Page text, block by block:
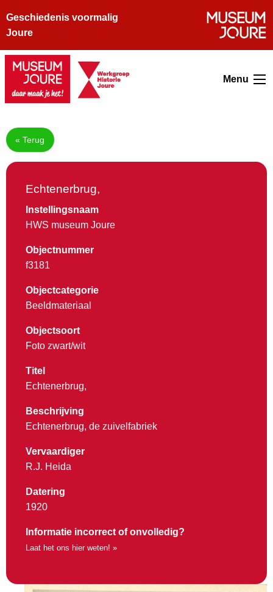
Geschiedenis voormalig
Joure
Menu
« Terug
Echtenerbrug,
Instellingsnaam
HWS museum Joure
Objectnummer
f3181
Objectcategorie
Beeldmateriaal
Objectsoort
Foto zwart/wit
Titel
Echtenerbrug,
Beschrijving
Echtenerbrug, de zuivelfabriek
Vervaardiger
R.J. Heida
Datering
1920
Informatie incorrect of onvolledig?
Laat het ons hier weten! »